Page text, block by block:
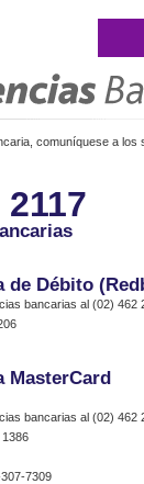
comuníquese a los
de Débito
bancarias al (02) 462
MasterCard
bancarias al (02) 462
7309